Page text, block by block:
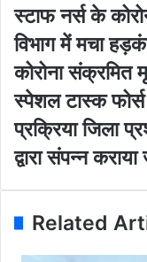
o
u
E
m
a
i
a
d
r
e
स्टा
न
र्स
को
रो
ना
पॉ
व
रि
पो
स्टाफ नर्स के
विभाग में मचा
को
ना
सं
क्र
मि
त
को
के
कोरोना
स्पेशल टास्क
प्रक्रिया जिला
द्वारा संपन्न कराया
Related